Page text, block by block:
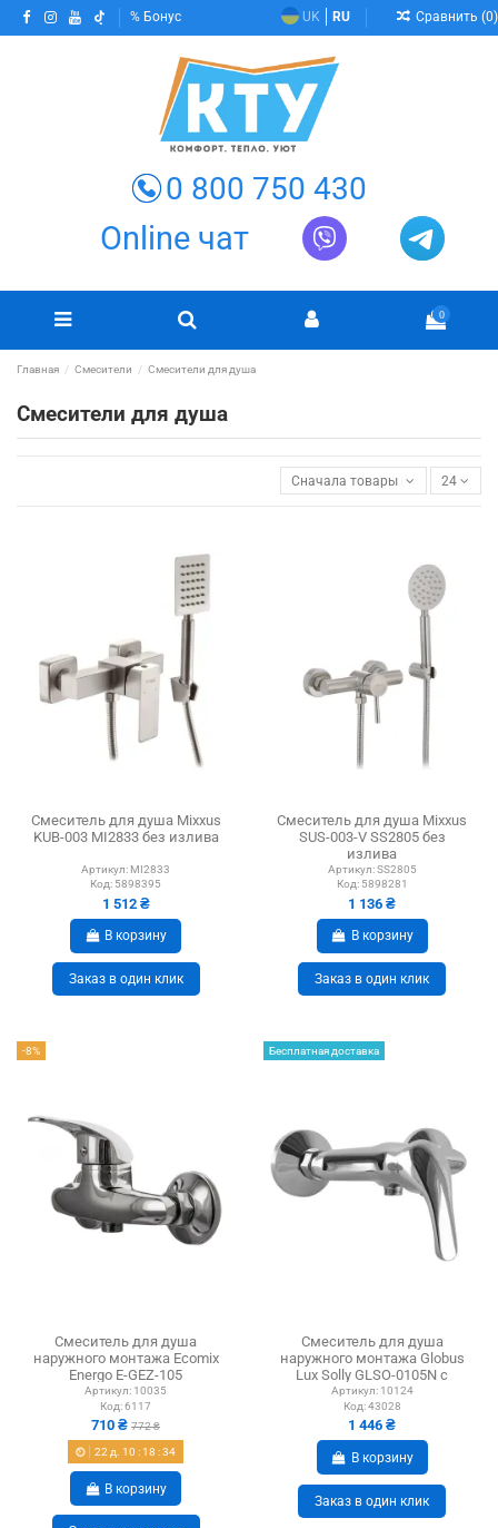
Бонус UK RU Сравнить (0)
0 800 750 430
Online чат
0
Главная Смесители Смесители для душа
Смесители для душа
Сначала товары в наличии
24
Смеситель для душа Mixxus
KUB-003 MI2833 без излива
Артикул: MI2833
Код: 5898395
1 512 ₴
В корзину
Заказ в один клик
Смеситель для душа Mixxus
SUS-003-V SS2805 без
излива
Артикул:SS2805
Код: 5898281
1 136 ₴
В корзину
Заказ в один клик
-8%
Смеситель для душа
наружного монтажа Ecomix
Energo E-GEZ-105
Артикул: 10035
Код:6117
710 ₴772 ₴
22 д. 10 : 18 :33
В корзину
Бесплатная доставка
Смеситель для душа
наружного монтажа Globus
Lux Solly GLSO-0105N с
душевым набором
Артикул: 10124
Код:43028
1 446 ₴
В корзину
Заказ в один клик